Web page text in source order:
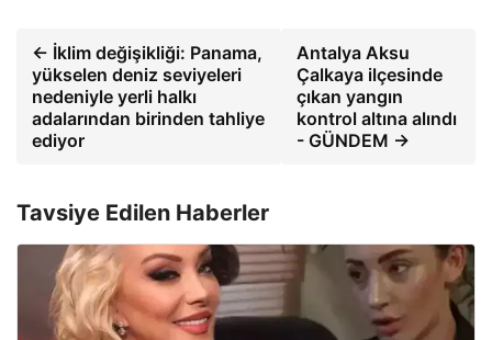
← İklim değişikliği: Panama,
yükselen deniz seviyeleri
nedeniyle yerli halkı
adalarından birinden tahliye
ediyor
Antalya Aksu
Çalkaya ilçesinde
çıkan yangın
kontrol altına alındı
​​- GÜNDEM →
Tavsiye Edilen Haberler